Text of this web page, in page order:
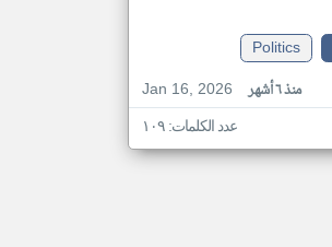
Politics
Jan 16, 2026
منذ ٦ أشهر
عدد الكلمات: ١٠٩